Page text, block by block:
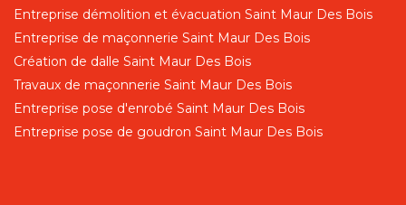
Entreprise démolition et évacuation Saint Maur Des Bois
Entreprise de maçonnerie Saint Maur Des Bois
Création de dalle Saint Maur Des Bois
Travaux de maçonnerie Saint Maur Des Bois
Entreprise pose d'enrobé Saint Maur Des Bois
Entreprise pose de goudron Saint Maur Des Bois